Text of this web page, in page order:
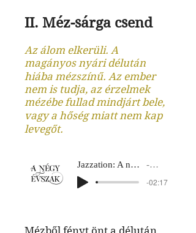
II. Méz-sárga csend
Az álom elkerüli. A
magányos nyári délután
hiába mézszínű. Az ember
nem is tudja, az érzelmek
mézébe fullad mindjárt bele,
vagy a hőség miatt nem kap
levegőt.
Mézből fényt önt a délután.
Jazzation: A négy évszak Nyár 2
-02:17